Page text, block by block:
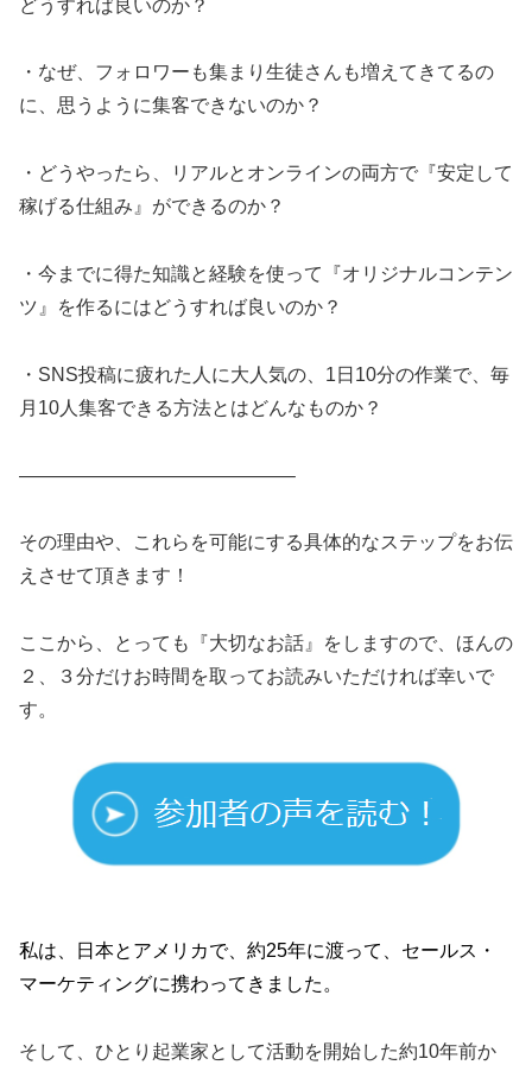
どうすれば良いのか？
・なぜ、フォロワーも集まり生徒さんも増えてきてるの
に、思うように集客できないのか？
・どうやったら、リアルとオンラインの両方で『安定して
稼げる仕組み』ができるのか？
・今までに得た知識と経験を使って『オリジナルコンテン
ツ』を作るにはどうすれば良いのか？
・SNS投稿に疲れた人に大人気の、1日10分の作業で、毎
月10人集客できる方法とはどんなものか？
——————————————–
その理由や、これらを可能にする具体的なステップをお伝
えさせて頂きます！
ここから、とっても『大切なお話』をしますので、ほんの
２、３分だけお時間を取ってお読みいただければ幸いで
す。
私は、日本とアメリカで、約25年に渡って、セールス・
マーケティングに携わってきました。
そして、ひとり起業家として活動を開始した約10年前か